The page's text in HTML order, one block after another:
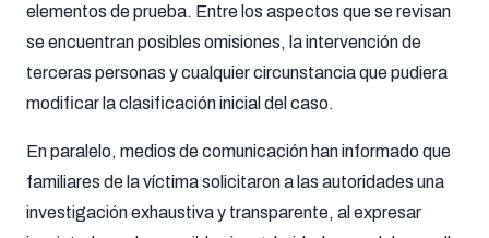
elementos de prueba. Entre los aspectos que se revisan
se encuentran posibles omisiones, la intervención de
terceras personas y cualquier circunstancia que pudiera
modificar la clasificación inicial del caso.
En paralelo, medios de comunicación han informado que
familiares de la víctima solicitaron a las autoridades una
investigación exhaustiva y transparente, al expresar